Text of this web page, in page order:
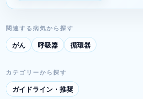
関連する病気から探す
がん 呼吸器 循環器
カテゴリーから探す
ガイドライン・推奨